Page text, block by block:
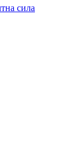
сила